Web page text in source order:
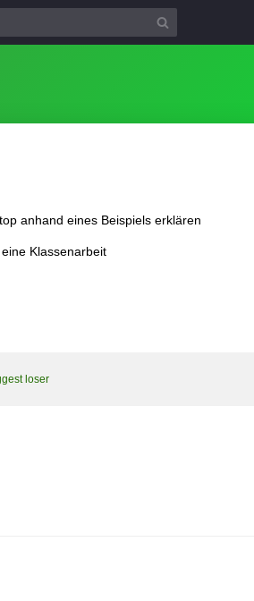
anhand eines Beispiels erklären
Klassenarbeit
loser